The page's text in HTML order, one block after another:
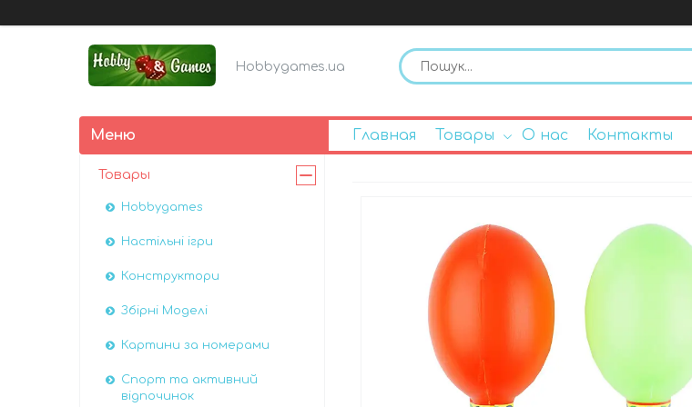
Hobbygames.ua
Главная Товары О нас Контакты
Товары
Hobbygames
Настільні ігри
Конструктори
Збірні Моделі
Картини за номерами
Спорт та активний
відпочинок